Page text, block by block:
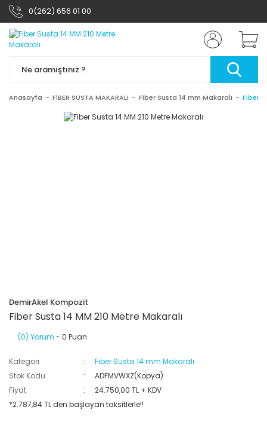
0(262) 656 01 00
Anasayfa FİBER SUSTA MAKARALI Fiber Susta 14 mm Makaralı Fiber
DemirAkel Kompozit
Fiber Susta 14 MM 210 Metre Makaralı
(0) Yorum - 0 Puan
Kategori
Fiber Susta 14 mm Makaralı
Stok Kodu
ADFMVWXZ(Kopya)
Fiyat
24.750,00 TL + KDV
*2.787,84 TL den başlayan taksitlerle!!